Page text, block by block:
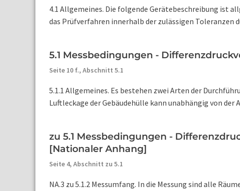
4.1 Allgemeines. Die folgende Gerätebeschreibung ist
das Prüfverfahren innerhalb der zulässigen Toleranzen
5.1 Messbedingungen -
Seite 10 f., Abschnitt 5.1
5.1.1 Allgemeines. Es bestehen zwei Arten der
Luftleckage der Gebäudehülle kann unabhängig von der
zu 5.1 Messbedingungen -
[Nationaler Anhang]
Seite 4, Abschnitt zu 5.1
NA.3 zu 5.1.2 Messumfang. In die Messung sind alle